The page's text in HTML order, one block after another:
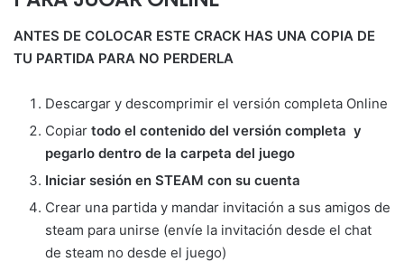
ANTES DE COLOCAR ESTE CRACK HAS UNA COPIA DE
TU PARTIDA PARA NO PERDERLA
Descargar y descomprimir el versión completa Online
Copiar todo el contenido del versión completa y
pegarlo dentro de la carpeta del juego
Iniciar sesión en STEAM con su cuenta
Crear una partida y mandar invitación a sus amigos de
steam para unirse (envíe la invitación desde el chat
de steam no desde el juego)